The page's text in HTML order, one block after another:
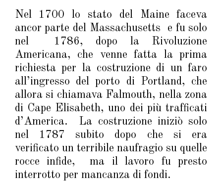
Nel 1700 lo stato del Maine faceva
ancor parte del Massachusetts e fu solo
nel 1786, dopo la Rivoluzione
Americana, che venne fatta la prima
richiesta per la costruzione di un faro
all’ingresso del porto di Portland, che
allora si chiamava Falmouth, nella zona
di Cape Elisabeth, uno dei più trafficati
d’America. La costruzione iniziò solo
nel 1787 subito dopo che si era
verificato un terribile naufragio su quelle
rocce infide, ma il lavoro fu presto
interrotto per mancanza di fondi.